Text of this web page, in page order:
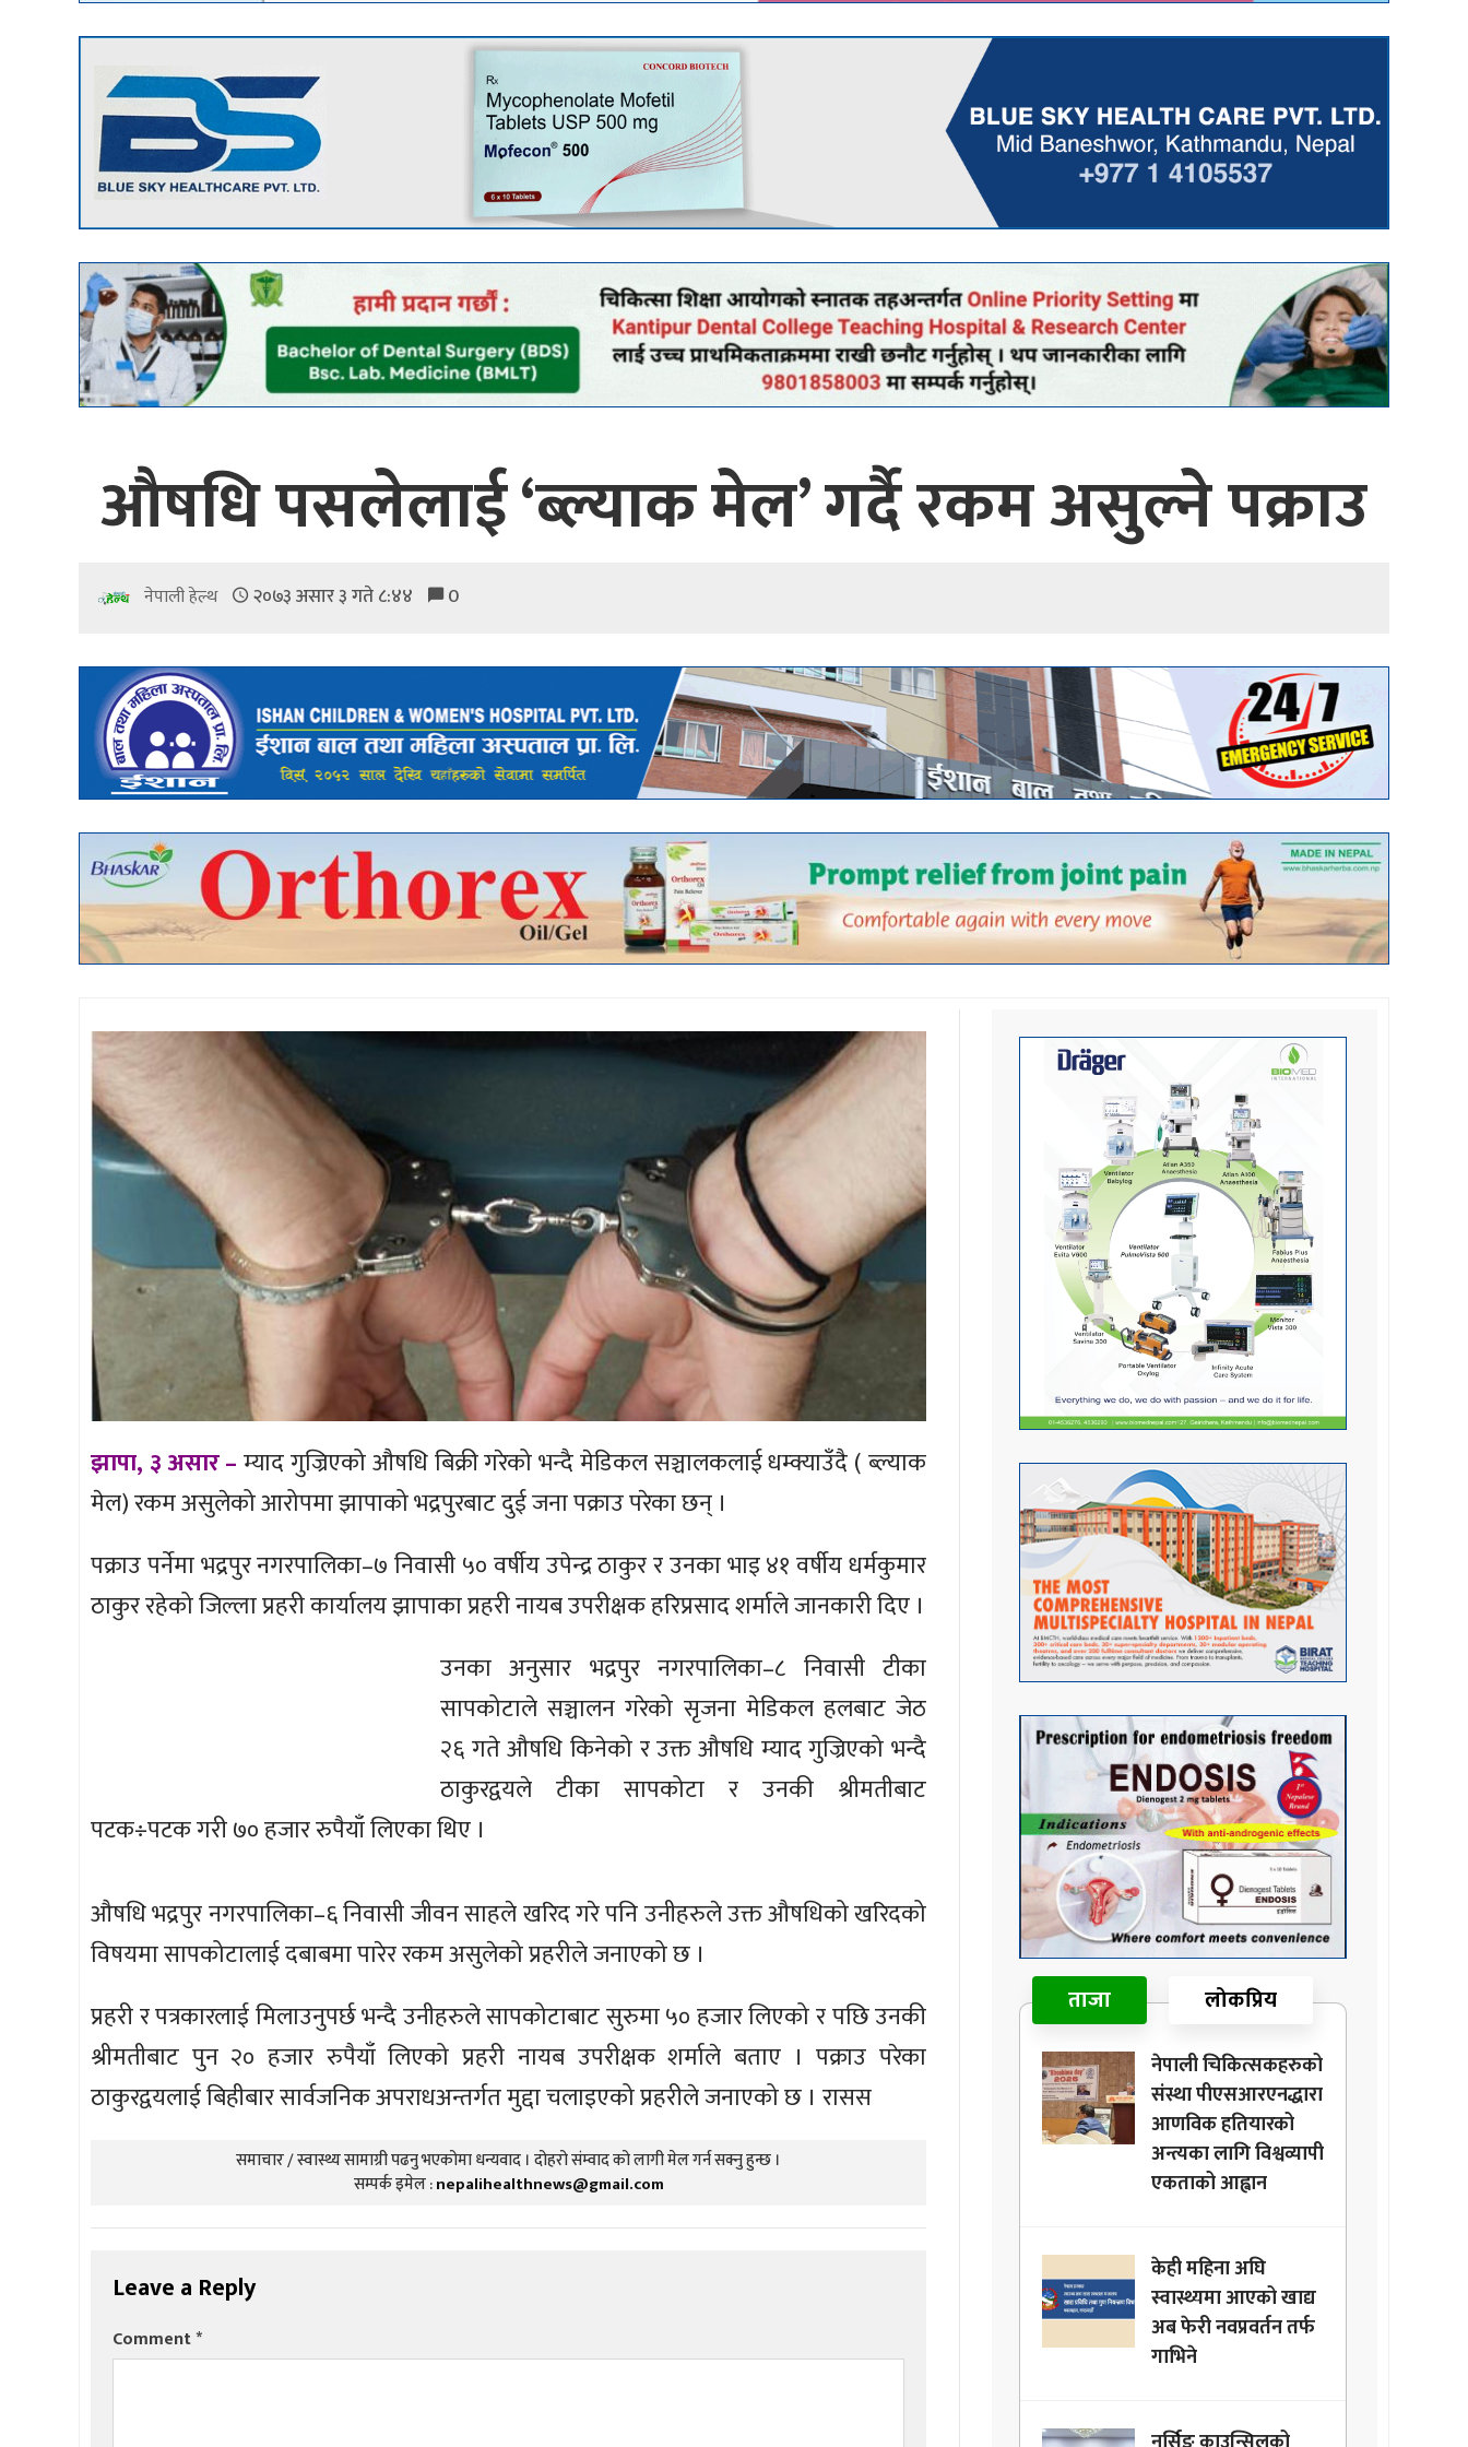
औषधि पसलेलाई ‘ब्ल्याक मेल’ गर्दै रकम असुल्ने पक्राउ
नेपाली हेल्थ २०७३ असार ३ गते ८:४४ 0
झापा, ३ असार –म्याद गुज्रिएको औषधि बिक्री गरेको भन्दै मेडिकल सञ्चालकलाई धम्क्याउँदै ( ब्ल्याक
मेल) रकम असुलेको आरोपमा झापाको भद्रपुरबाट दुई जना पक्राउ परेका छन् ।
पक्राउ पर्नेमा भद्रपुर नगरपालिका–७ निवासी ५० वर्षीय उपेन्द्र ठाकुर र उनका भाइ ४१ वर्षीय धर्मकुमार
ठाकुर रहेको जिल्ला प्रहरी कार्यालय झापाका प्रहरी नायब उपरीक्षक हरिप्रसाद शर्माले जानकारी दिए ।
उनका अनुसार भद्रपुर नगरपालिका–८ निवासी टीका
सापकोटाले सञ्चालन गरेको सृजना मेडिकल हलबाट जेठ
२६ गते औषधि किनेको र उक्त औषधि म्याद गुज्रिएको भन्दै
ठाकुरद्वयले टीका सापकोटा र उनकी श्रीमतीबाट
पटक÷पटक गरी ७० हजार रुपैयाँ लिएका थिए ।
औषधि भद्रपुर नगरपालिका–६ निवासी जीवन साहले खरिद गरे पनि उनीहरुले उक्त औषधिको खरिदको
विषयमा सापकोटालाई दबाबमा पारेर रकम असुलेको प्रहरीले जनाएको छ ।
प्रहरी र पत्रकारलाई मिलाउनुपर्छ भन्दै उनीहरुले सापकोटाबाट सुरुमा ५० हजार लिएको र पछि उनकी
श्रीमतीबाट पुन २० हजार रुपैयाँ लिएको प्रहरी नायब उपरीक्षक शर्माले बताए । पक्राउ परेका
ठाकुरद्वयलाई बिहीबार सार्वजनिक अपराधअन्तर्गत मुद्दा चलाइएको प्रहरीले जनाएको छ । रासस
समाचार / स्वास्थ्य सामाग्री पढनु भएकोमा धन्यवाद । दोहरो संम्वाद को लागी मेल गर्न सक्नु हुन्छ ।
सम्पर्क इमेल :nepalihealthnews@gmail.com
Leave a Reply
Comment*
ताजा लोकप्रिय
नेपाली चिकित्सकहरुको
संस्था पीएसआरएनद्धारा
आणविक हतियारको
अन्त्यका लागि विश्वव्यापी
एकताको आह्वान
केही महिना अघि
स्वास्थ्यमा आएको खाद्य
अब फेरी नवप्रवर्तन तर्फ
गाभिने